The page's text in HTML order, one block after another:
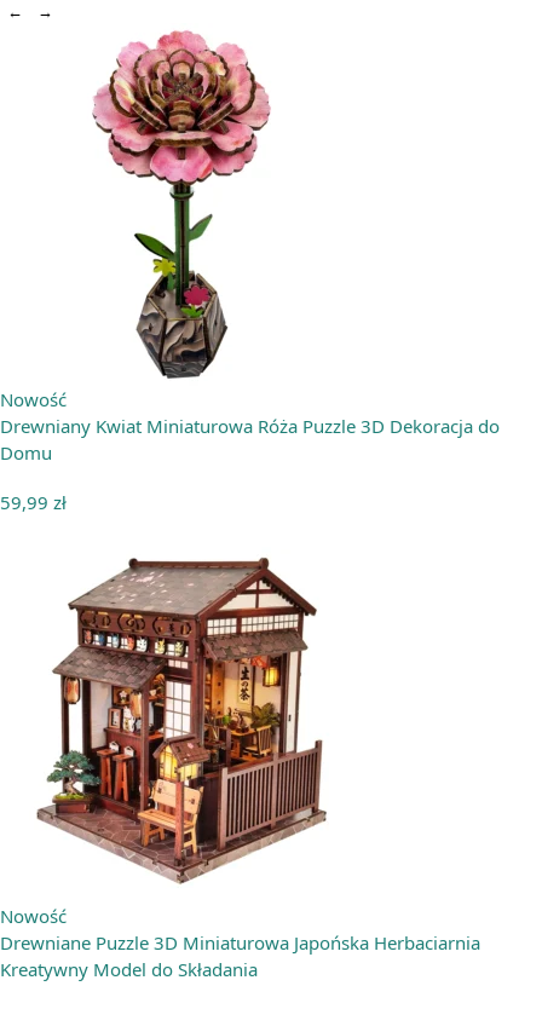
← →
Nowość
Drewniany Kwiat Miniaturowa Róża Puzzle 3D Dekoracja do
Domu
59,99 zł
Nowość
Drewniane Puzzle 3D Miniaturowa Japońska Herbaciarnia
Kreatywny Model do Składania